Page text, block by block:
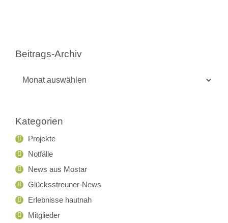
Beitrags-Archiv
Kategorien
Projekte
Notfälle
News aus Mostar
Glücksstreuner-News
Erlebnisse hautnah
Mitglieder